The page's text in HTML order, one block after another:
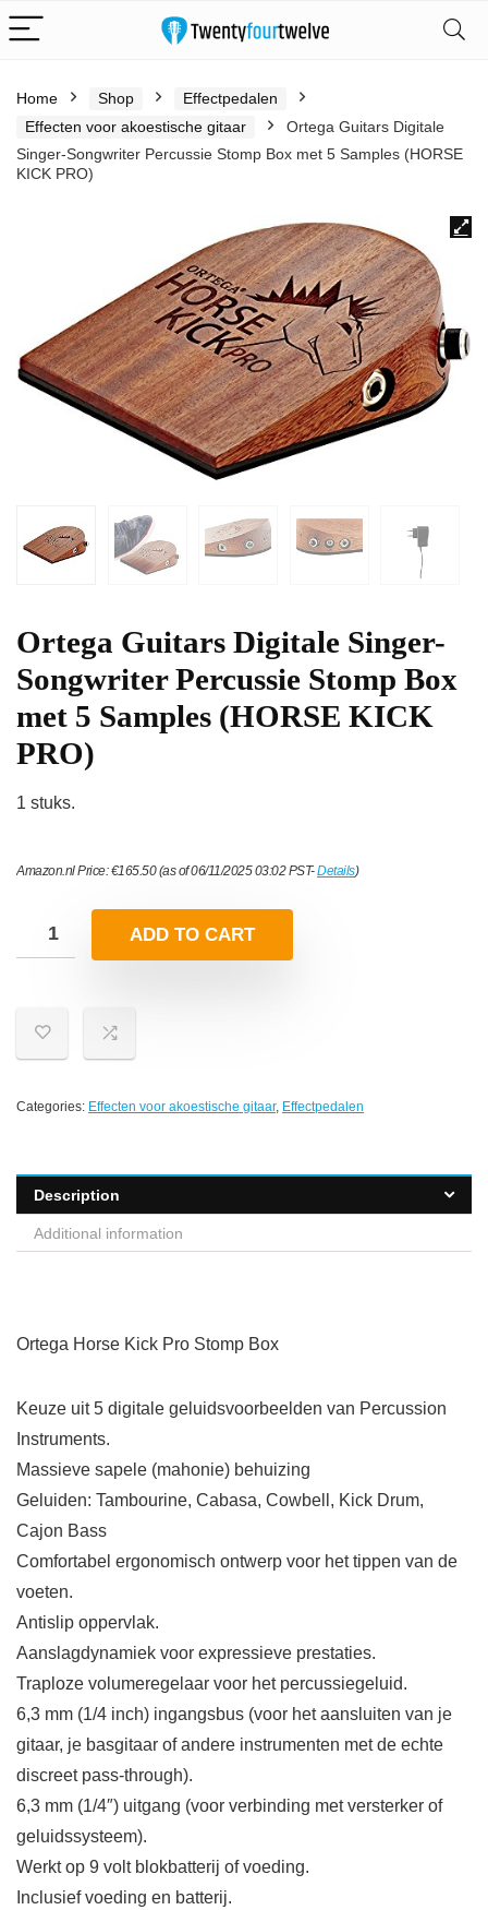
Home Shop
Effectpedalen
Effecten voor akoestische gitaar
Ortega Guitars Digitale
Singer-Songwriter Percussie Stomp Box met 5 Samples (HORSE
KICK PRO)
Ortega Guitars Digitale Singer-
Songwriter Percussie Stomp Box
met 5 Samples (HORSE KICK
PRO)
1 stuks.
Amazon.nl Price:€165.50(as of 06/11/2025 03:02 PST-Details)
ADD TO CART
Categories: Effecten voor akoestische gitaar, Effectpedalen
Description
Additional information
Ortega Horse Kick Pro Stomp Box
Keuze uit 5 digitale geluidsvoorbeelden van Percussion
Instruments.
Massieve sapele (mahonie) behuizing
Geluiden: Tambourine, Cabasa, Cowbell, Kick Drum,
Cajon Bass
Comfortabel ergonomisch ontwerp voor het tippen van de
voeten.
Antislip oppervlak.
Aanslagdynamiek voor expressieve prestaties.
Traploze volumeregelaar voor het percussiegeluid.
6,3 mm (1/4 inch) ingangsbus (voor het aansluiten van je
gitaar, je basgitaar of andere instrumenten met de echte
discreet pass-through).
6,3 mm (1/4″) uitgang (voor verbinding met versterker of
geluidssysteem).
Werkt op 9 volt blokbatterij of voeding.
Inclusief voeding en batterij.